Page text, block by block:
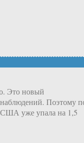
Это новый
Поэтому
уже упала на 1,5